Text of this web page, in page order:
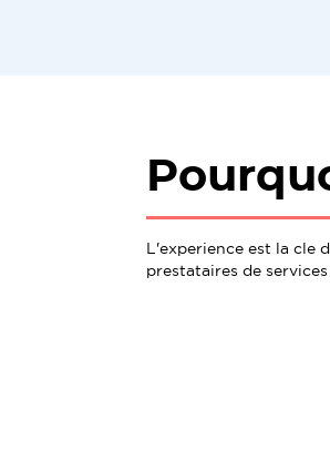
L'experience est la cle
prestataires de